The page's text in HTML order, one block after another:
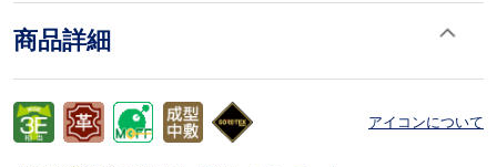
商品詳細
アイコンについて